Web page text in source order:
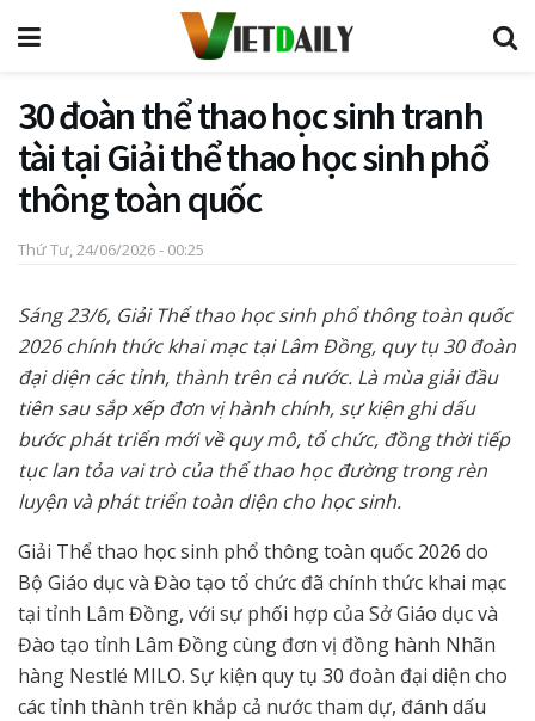
30 đoàn thể thao học sinh tranh
tài tại Giải thể thao học sinh phổ
thông toàn quốc
Thứ Tư, 24/06/2026 - 00:25
Sáng 23/6, Giải Thể thao học sinh phổ thông toàn quốc
2026 chính thức khai mạc tại Lâm Đồng, quy tụ 30 đoàn
đại diện các tỉnh, thành trên cả nước. Là mùa giải đầu
tiên sau sắp xếp đơn vị hành chính, sự kiện ghi dấu
bước phát triển mới về quy mô, tổ chức, đồng thời tiếp
tục lan tỏa vai trò của thể thao học đường trong rèn
luyện và phát triển toàn diện cho học sinh.
Giải Thể thao học sinh phổ thông toàn quốc 2026 do
Bộ Giáo dục và Đào tạo tổ chức đã chính thức khai mạc
tại tỉnh Lâm Đồng, với sự phối hợp của Sở Giáo dục và
Đào tạo tỉnh Lâm Đồng cùng đơn vị đồng hành Nhãn
hàng Nestlé MILO. Sự kiện quy tụ 30 đoàn đại diện cho
các tỉnh thành trên khắp cả nước tham dự, đánh dấu